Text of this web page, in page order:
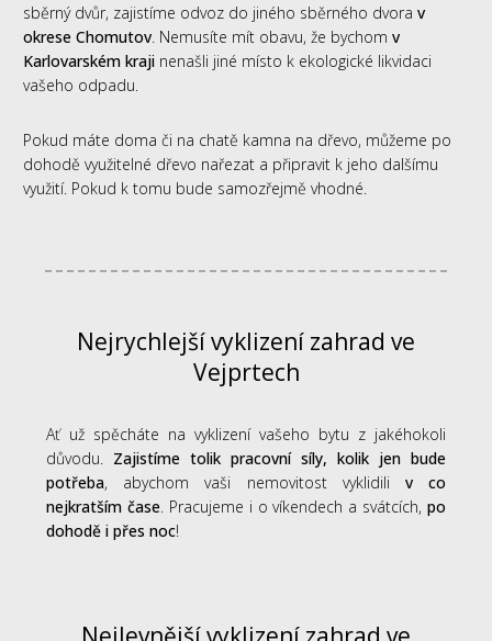
sběrný dvůr, zajistíme odvoz do jiného sběrného dvora v
okrese Chomutov. Nemusíte mít obavu, že bychom v
Karlovarském kraji nenašli jiné místo k ekologické likvidaci
vašeho odpadu.
Pokud máte doma či na chatě kamna na dřevo, můžeme po
dohodě využitelné dřevo nařezat a připravit k jeho dalšímu
využití. Pokud k tomu bude samozřejmě vhodné.
Nejrychlejší vyklizení zahrad ve
Vejprtech
Ať už spěcháte na vyklizení vašeho bytu z jakéhokoli
důvodu. Zajistíme tolik pracovní síly, kolik jen bude
potřeba, abychom vaši nemovitost vyklidili v co
nejkratším čase. Pracujeme i o víkendech a svátcích, po
dohodě i přes noc!